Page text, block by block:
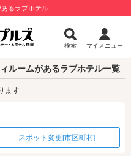
るラブホテル
検索 マイメニュー
ルームがあるラブホテル一覧
ます
スポット変更[市区町村]